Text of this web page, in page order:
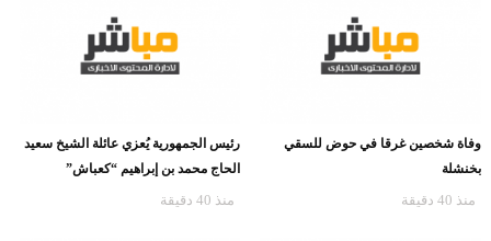
وفاة شخصين غرقا في حوض للسقي
بخنشلة
منذ 40 دقيقة
رئيس الجمهورية يُعزي عائلة الشيخ سعيد
الحاج محمد بن إبراهيم “كعباش”
منذ 40 دقيقة